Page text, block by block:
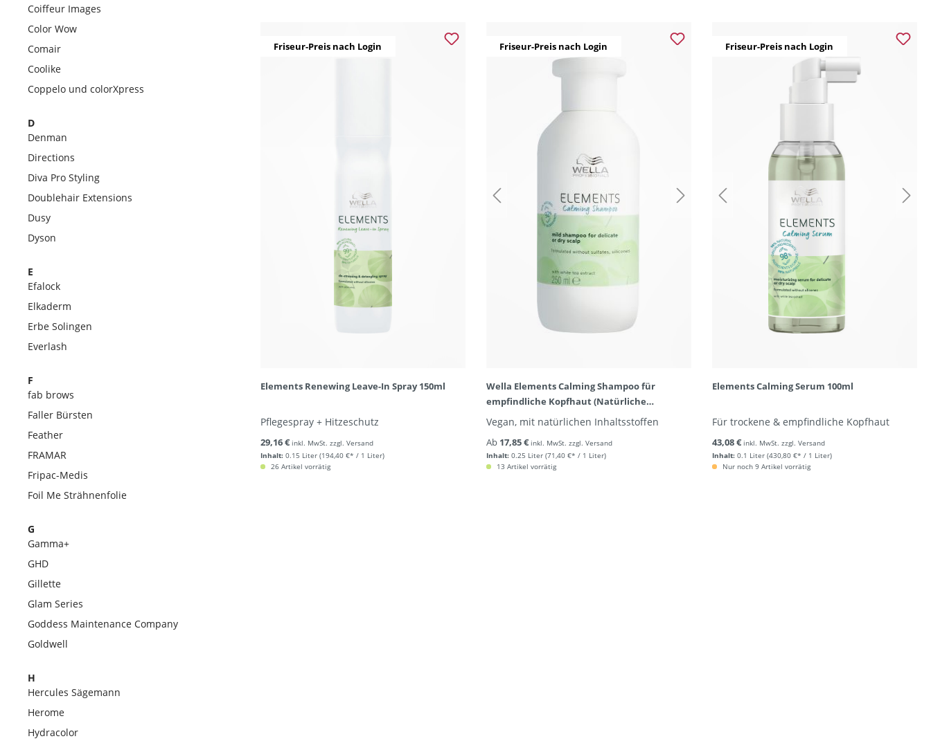
Coiffeur Images
Color Wow
Comair
Coolike
Coppelo und colorXpress
D
Denman
Directions
Diva Pro Styling
Doublehair Extensions
Dusy
Dyson
E
Efalock
Elkaderm
Erbe Solingen
Everlash
F
fab brows
Faller Bürsten
Feather
FRAMAR
Fripac-Medis
Foil Me Strähnenfolie
G
Gamma+
GHD
Gillette
Glam Series
Goddess Maintenance Company
Goldwell
H
Hercules Sägemann
Herome
Hydracolor
Friseur-Preis nach Login
Elements Renewing Leave-In Spray 150ml
Pflegespray + Hitzeschutz
Inhalt: 0.15 Liter (194,40 €* / 1 Liter)
29,16 € inkl. MwSt. zzgl. Versand
26 Artikel vorrätig
Friseur-Preis nach Login
Wella Elements Calming Shampoo für
empfindliche Kopfhaut (Natürliche
Inhaltsstoffe)
Vegan, mit natürlichen Inhaltsstoffen
Inhalt: 0.25 Liter (71,40 €* / 1 Liter)
Ab 17,85 € inkl. MwSt. zzgl. Versand
13 Artikel vorrätig
Friseur-Preis nach Login
Elements Calming Serum 100ml
Für trockene & empfindliche Kopfhaut
Inhalt: 0.1 Liter (430,80 €* / 1 Liter)
43,08 € inkl. MwSt. zzgl. Versand
Nur noch 9 Artikel vorrätig